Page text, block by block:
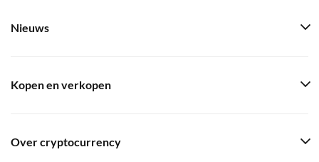
Nieuws
Kopen en verkopen
Over cryptocurrency